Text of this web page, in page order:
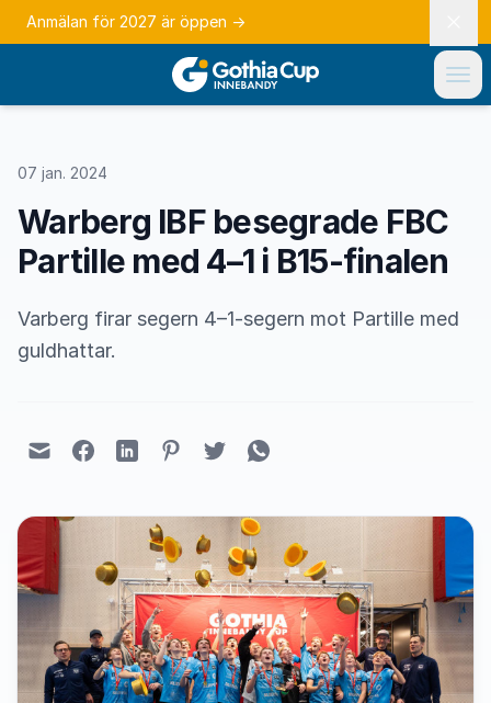
Anmälan för 2027 är öppen →
07 jan. 2024
Warberg IBF besegrade FBC
Partille med 4–1 i B15-finalen
Varberg firar segern 4–1-segern mot Partille med
guldhattar.